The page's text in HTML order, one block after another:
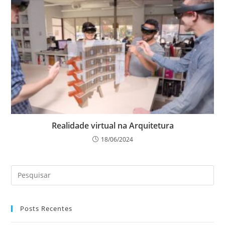
Realidade virtual na Arquitetura
18/06/2024
Posts Recentes